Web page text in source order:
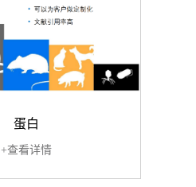
蛋白
+查看详情